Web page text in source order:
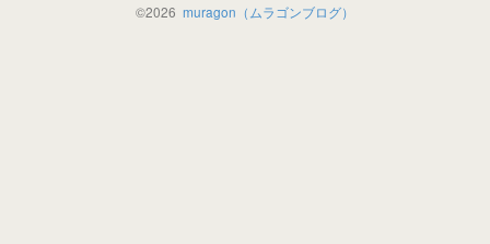
©2026 muragon（ムラゴンブログ）